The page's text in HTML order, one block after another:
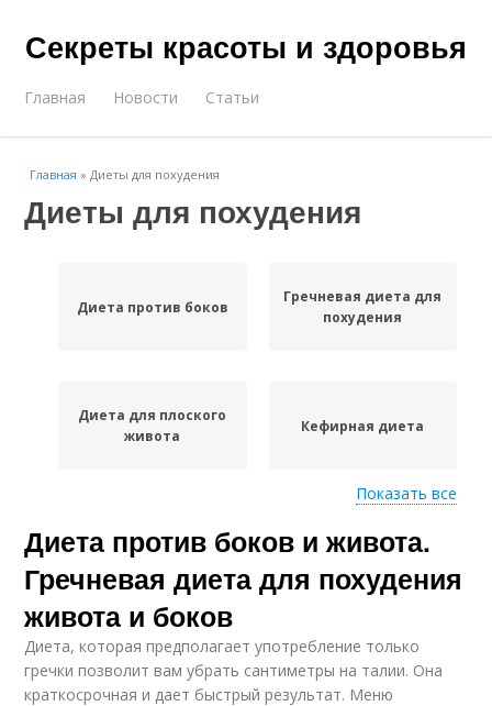
Секреты красоты и здоровья
Главная Новости Статьи
Главная »Диеты для похудения
Диеты для похудения
Диета против боков
Гречневая диета для
похудения
Диета для плоского
живота
Кефирная диета
Диета для похудения Диета для живота
Эффективные диеты
Диеты для быстрого
похудения
Показать все
Диета против боков и живота.
Гречневая диета для похудения
живота и боков
Диета, которая предполагает употребление только
гречки позволит вам убрать сантиметры на талии. Она
краткосрочная и дает быстрый результат. Меню